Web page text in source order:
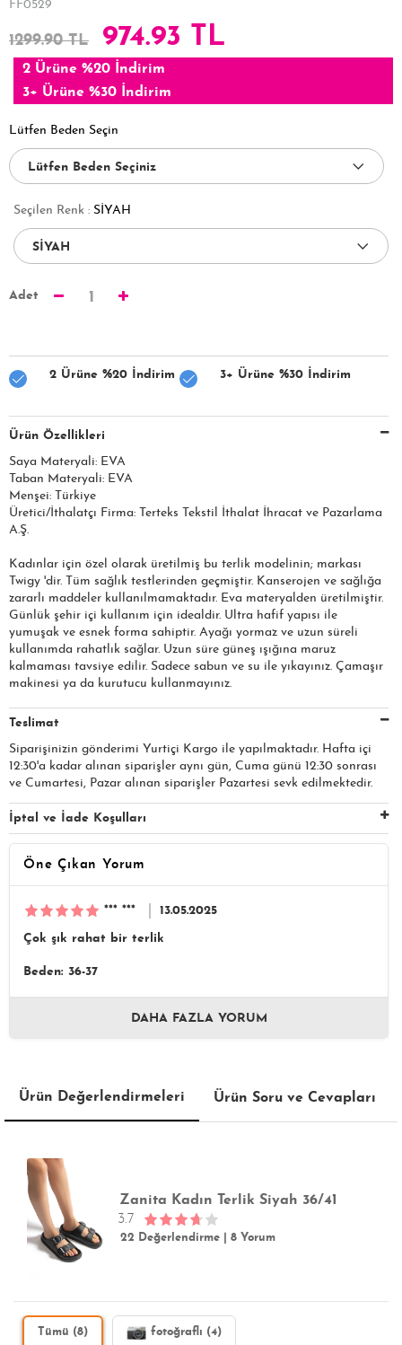
FF0529
1299.90 TL 974.93 TL
2 Ürüne %20 İndirim
3+ Ürüne %30 İndirim
Lütfen Beden Seçin
Seçilen Renk : SİYAH
Adet 1
2 Ürüne %20 İndirim 3+ Ürüne %30 İndirim
Ürün Özellikleri
Saya Materyali: EVA
Taban Materyali: EVA
Menşei: Türkiye
Üretici/İthalatçı Firma: Terteks Tekstil İthalat İhracat ve Pazarlama
A.Ş.​​​
Kadınlar için özel olarak üretilmiş bu terlik modelinin; markası
Twigy 'dir. Tüm sağlık testlerinden geçmiştir. Kanserojen ve sağlığa
zararlı maddeler kullanılmamaktadır. Eva materyalden üretilmiştir.
Günlük şehir içi kullanım için idealdir. Ultra hafif yapısı ile
yumuşak ve esnek forma sahiptir. Ayağı yormaz ve uzun süreli
kullanımda rahatlık sağlar. Uzun süre güneş ışığına maruz
kalmaması tavsiye edilir. Sadece sabun ve su ile yıkayınız. Çamaşır
makinesi ya da kurutucu kullanmayınız.
Teslimat
Siparişinizin gönderimi Yurtiçi Kargo ile yapılmaktadır. Hafta içi
12:30'a kadar alınan siparişler aynı gün, Cuma günü 12:30 sonrası
ve Cumartesi, Pazar alınan siparişler Pazartesi sevk edilmektedir.
İptal ve İade Koşulları
Öne Çıkan Yorum
*** *** 13.05.2025
Çok şık rahat bir terlik
Beden: 36-37
DAHA FAZLA YORUM
Ürün Değerlendirmeleri Ürün Soru ve Cevapları
Zanita Kadın Terlik Siyah 36/41
3.7
22 Değerlendirme |8 Yorum
Tümü (8) fotoğraflı (4)